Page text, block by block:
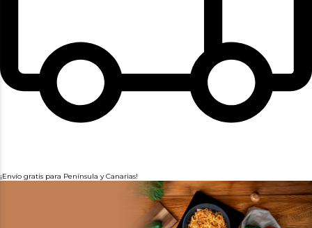
¡Envío gratis para Península y Canarias!